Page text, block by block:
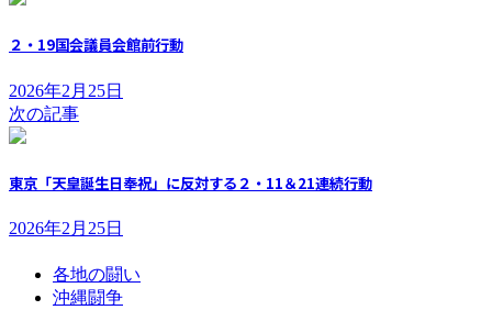
２・19国会議員会館前行動
2026年2月25日
次の記事
東京「天皇誕生日奉祝」に反対する２・11＆21連続行動
2026年2月25日
各地の闘い
沖縄闘争